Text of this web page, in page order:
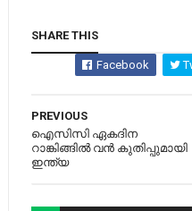
SHARE THIS
Facebook
PREVIOUS
ഐസിസി ഏകദിന
റാങ്കിങ്ങില്‍ വന്‍ കുതിപ്പുമായി
ഇന്ത്യ